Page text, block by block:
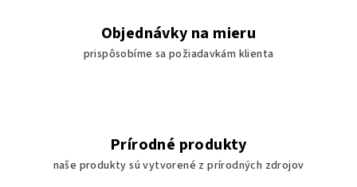
Objednávky na mieru
prispôsobíme sa požiadavkám klienta
Prírodné produkty
naše produkty sú vytvorené z prírodných zdrojov